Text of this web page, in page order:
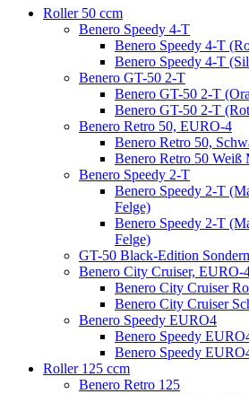
Roller 50 ccm
Benero Speedy 4-T
Benero Speedy 4-T
Benero Speedy 4-T
Benero GT-50 2-T
Benero GT-50 2-T
Benero GT-50 2-T
Benero Retro 50, EURO-4
Benero Retro 50,
Benero Retro 50
Benero Speedy 2-T
Benero Speedy 2-T
Felge)
Benero Speedy 2-T
Felge)
GT-50 Black-Edition
Benero City Cruiser, EURO-
Benero City Cruiser
Benero City Cruiser
Benero Speedy EURO4
Benero Speedy
Benero Speedy
Roller 125 ccm
Benero Retro 125